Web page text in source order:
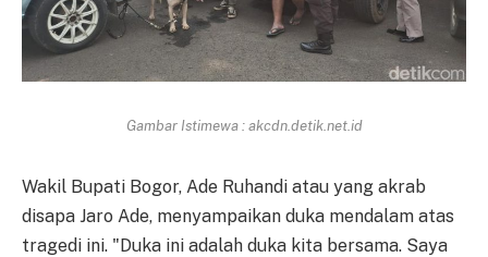
Gambar Istimewa : akcdn.detik.net.id
Wakil Bupati Bogor, Ade Ruhandi atau yang akrab
disapa Jaro Ade, menyampaikan duka mendalam atas
tragedi ini. "Duka ini adalah duka kita bersama. Saya